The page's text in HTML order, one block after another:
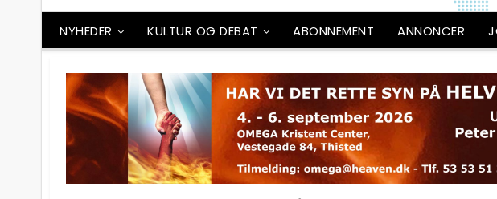
NYHEDER KULTUR OG DEBAT ABONNEMENT ANNONCER